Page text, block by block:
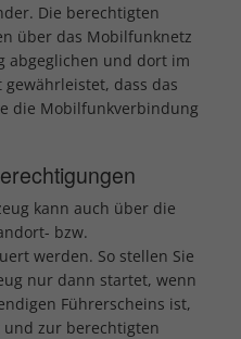
Die berechtigten
über das Mobilfunknetz
abgeglichen und dort im
gewährleistet, dass das
die Mobilfunkverbindung
kann auch über die
bzw.
werden. So stellen Sie
nur dann startet, wenn
Führerscheins ist,
zur berechtigten